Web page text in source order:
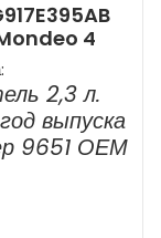
4
2,3 л.
выпуска
9651 ОЕМ